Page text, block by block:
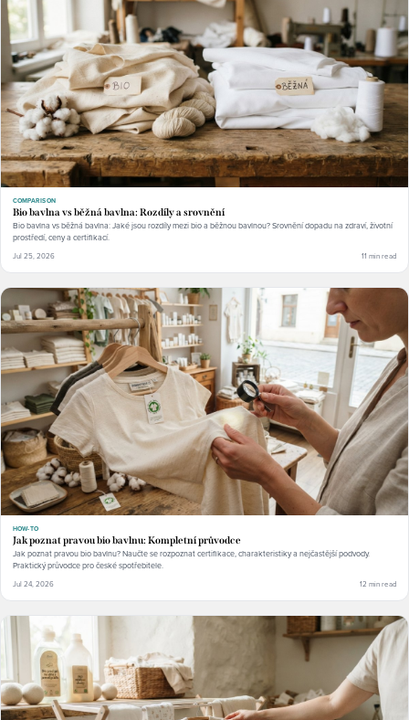
COMPARISON
Bio bavlna vs běžná bavlna: Rozdíly a srovnění
Bio bavlna vs běžná bavlna: Jaké jsou rozdíly mezi bio a běžnou bavlnou? Srovnění dopadu na zdraví, životní
prostředí, ceny a certifikací.
Jul 25, 2026 11 min read
HOW-TO
Jak poznat pravou bio bavlnu: Kompletní průvodce
Jak poznat pravou bio bavlnu? Naučte se rozpoznat certifikace, charakteristiky a nejčastější podvody.
Praktický průvodce pro české spotřebitele.
Jul 24, 2026 12 min read